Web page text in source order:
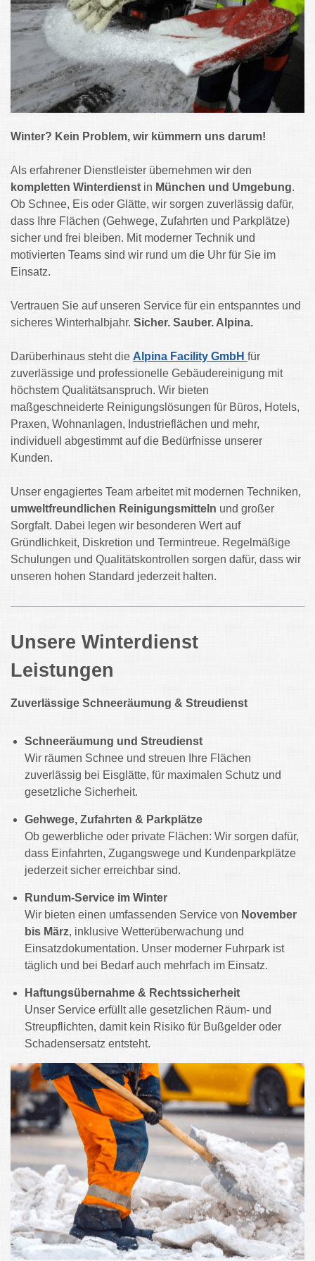
Winter? Kein Problem, wir kümmern uns darum!
Als erfahrener Dienstleister übernehmen wir den
kompletten Winterdienst in München und Umgebung.
Ob Schnee, Eis oder Glätte, wir sorgen zuverlässig dafür,
dass Ihre Flächen (Gehwege, Zufahrten und Parkplätze)
sicher und frei bleiben. Mit moderner Technik und
motivierten Teams sind wir rund um die Uhr für Sie im
Einsatz.
Vertrauen Sie auf unseren Service für ein entspanntes und
sicheres Winterhalbjahr. Sicher. Sauber. Alpina.
Darüberhinaus steht die Alpina Facility GmbH für
zuverlässige und professionelle Gebäudereinigung mit
höchstem Qualitätsanspruch. Wir bieten
maßgeschneiderte Reinigungslösungen für Büros, Hotels,
Praxen, Wohnanlagen, Industrieflächen und mehr,
individuell abgestimmt auf die Bedürfnisse unserer
Kunden.
Unser engagiertes Team arbeitet mit modernen Techniken,
umweltfreundlichen Reinigungsmitteln und großer
Sorgfalt. Dabei legen wir besonderen Wert auf
Gründlichkeit, Diskretion und Termintreue. Regelmäßige
Schulungen und Qualitätskontrollen sorgen dafür, dass wir
unseren hohen Standard jederzeit halten.
Unsere Winterdienst
Leistungen
Zuverlässige Schneeräumung & Streudienst
Schneeräumung und Streudienst
Wir räumen Schnee und streuen Ihre Flächen
zuverlässig bei Eisglätte, für maximalen Schutz und
gesetzliche Sicherheit.
Gehwege, Zufahrten & Parkplätze
Ob gewerbliche oder private Flächen: Wir sorgen dafür,
dass Einfahrten, Zugangswege und Kundenparkplätze
jederzeit sicher erreichbar sind.
Rundum-Service im Winter
Wir bieten einen umfassenden Service von November
bis März, inklusive Wetterüberwachung und
Einsatzdokumentation. Unser moderner Fuhrpark ist
täglich und bei Bedarf auch mehrfach im Einsatz.
Haftungsübernahme & Rechtssicherheit
Unser Service erfüllt alle gesetzlichen Räum- und
Streupflichten, damit kein Risiko für Bußgelder oder
Schadensersatz entsteht.